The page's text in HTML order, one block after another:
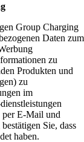
Group Charging
Daten zum
zu
Produkten und
zu
im
per E-Mail und
Sie, dass
haben.